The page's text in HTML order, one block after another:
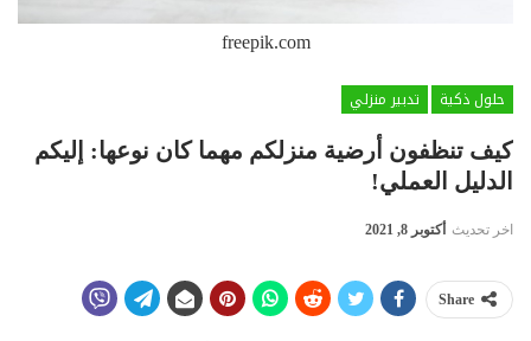
freepik.com
حلول ذكية
تدبير منزلي
كيف تنظفون أرضية منزلكم مهما كان نوعها: إليكم
الدليل العملي!
اخر تحديث أكتوبر 8, 2021
Share